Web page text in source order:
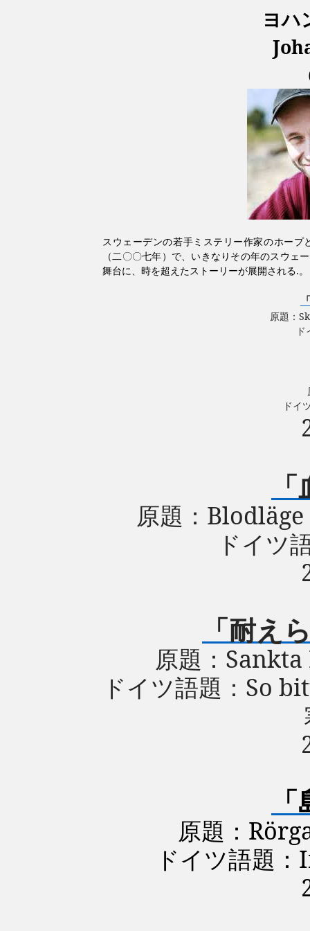
ヨハ
スウェーデンの若手ミステリー作家のホー
（二〇〇七年）で、いきなりその年のスウ
舞台に、時を超えたストーリーが展開される.。
原題：
ドイ
原題： Blodläge
ドイツ
「耐え
原題：
ドイツ語題： So
原題：
ドイツ語題：